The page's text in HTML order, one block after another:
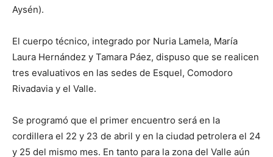
Aysén).
El cuerpo técnico, integrado por Nuria Lamela, María
Laura Hernández y Tamara Páez, dispuso que se realicen
tres evaluativos en las sedes de Esquel, Comodoro
Rivadavia y el Valle.
Se programó que el primer encuentro será en la
cordillera el 22 y 23 de abril y en la ciudad petrolera el 24
y 25 del mismo mes. En tanto para la zona del Valle aún